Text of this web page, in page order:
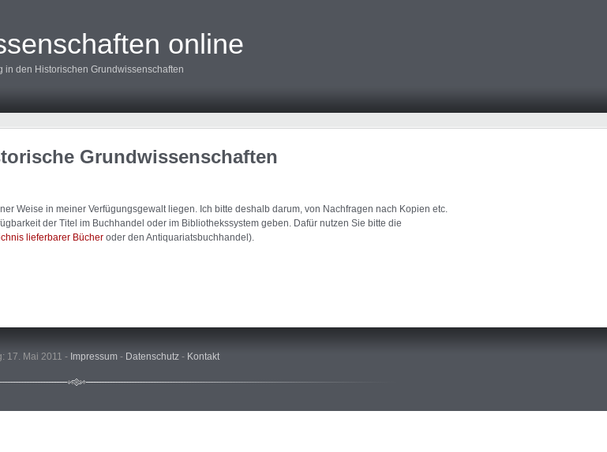
online
in den Historischen Grundwissenschaften
Grundwissenschaften
Weise in meiner Verfügungsgewalt liegen. Ich bitte deshalb darum, von Nachfragen nach Kopien etc.
der Titel im Buchhandel oder im Bibliothekssystem geben. Dafür nutzen Sie bitte die
lieferbarer Bücher oder den Antiquariatsbuchhandel).
17. Mai 2011 - Impressum - Datenschutz - Kontakt